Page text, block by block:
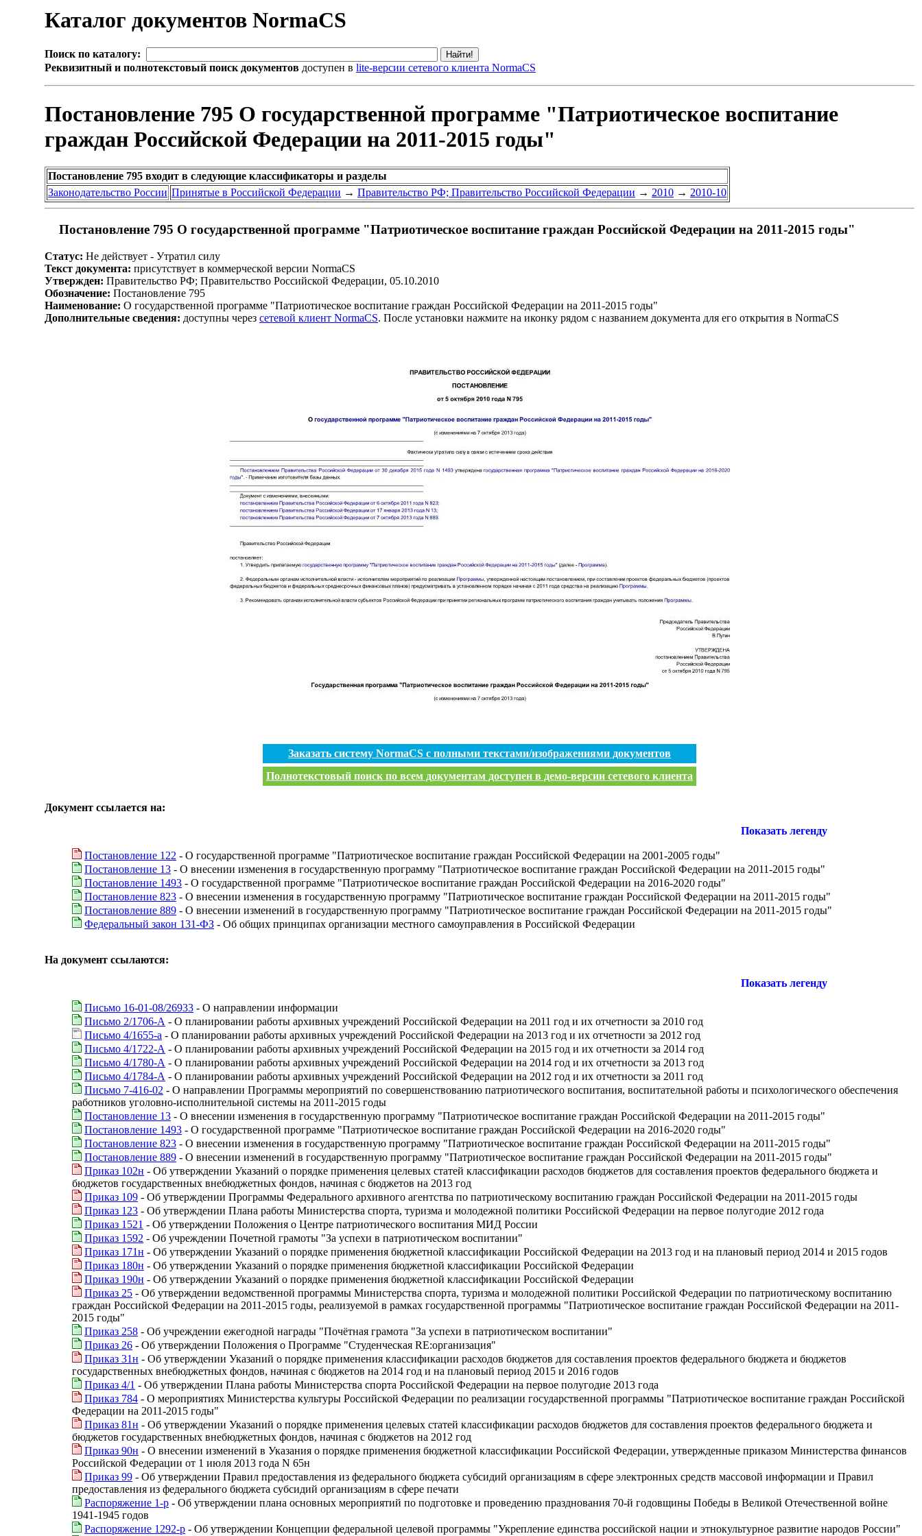
Каталог документов NormaCS
Поиск по каталогу:
Реквизитный и полнотекстовый поиск документов доступен в lite-версии сетевого клиента NormaCS
Постановление 795 О государственной программе "Патриотическое воспитание
граждан Российской Федерации на 2011-2015 годы"
Постановление 795 входит в следующие классификаторы и разделы
Законодательство России Принятые в Российской Федерации → Правительство РФ; Правительство Российской Федерации → 2010 → 2010-10
Постановление 795 О государственной программе "Патриотическое воспитание граждан Российской Федерации на 2011-2015 годы"
Статус: Не действует - Утратил силу
Текст документа: присутствует в коммерческой версии NormaCS
Утвержден: Правительство РФ; Правительство Российской Федерации, 05.10.2010
Обозначение: Постановление 795
Наименование: О государственной программе "Патриотическое воспитание граждан Российской Федерации на 2011-2015 годы"
Дополнительные сведения: доступны через сетевой клиент NormaCS. После установки нажмите на иконку рядом с названием документа для его открытия в NormaCS
Заказать систему NormaCS с полными текстами/изображениями документов
Полнотекстовый поиск по всем документам доступен в демо-версии сетевого клиента
Документ ссылается на:
Показать легенду
Постановление 122 - О государственной программе "Патриотическое воспитание граждан Российской Федерации на 2001-2005 годы"
Постановление 13 - О внесении изменения в государственную программу "Патриотическое воспитание граждан Российской Федерации на 2011-2015 годы"
Постановление 1493 - О государственной программе "Патриотическое воспитание граждан Российской Федерации на 2016-2020 годы"
Постановление 823 - О внесении изменения в государственную программу "Патриотическое воспитание граждан Российской Федерации на 2011-2015 годы"
Постановление 889 - О внесении изменений в государственную программу "Патриотическое воспитание граждан Российской Федерации на 2011-2015 годы"
Федеральный закон 131-ФЗ - Об общих принципах организации местного самоуправления в Российской Федерации
На документ ссылаются:
Показать легенду
Письмо 16-01-08/26933 - О направлении информации
Письмо 2/1706-А - О планировании работы архивных учреждений Российской Федерации на 2011 год и их отчетности за 2010 год
Письмо 4/1655-а - О планировании работы архивных учреждений Российской Федерации на 2013 год и их отчетности за 2012 год
Письмо 4/1722-А - О планировании работы архивных учреждений Российской Федерации на 2015 год и их отчетности за 2014 год
Письмо 4/1780-А - О планировании работы архивных учреждений Российской Федерации на 2014 год и их отчетности за 2013 год
Письмо 4/1784-А - О планировании работы архивных учреждений Российской Федерации на 2012 год и их отчетности за 2011 год
Письмо 7-416-02 - О направлении Программы мероприятий по совершенствованию патриотического воспитания, воспитательной работы и психологического обеспечения
работников уголовно-исполнительной системы на 2011-2015 годы
Постановление 13 - О внесении изменения в государственную программу "Патриотическое воспитание граждан Российской Федерации на 2011-2015 годы"
Постановление 1493 - О государственной программе "Патриотическое воспитание граждан Российской Федерации на 2016-2020 годы"
Постановление 823 - О внесении изменения в государственную программу "Патриотическое воспитание граждан Российской Федерации на 2011-2015 годы"
Постановление 889 - О внесении изменений в государственную программу "Патриотическое воспитание граждан Российской Федерации на 2011-2015 годы"
Приказ 102н - Об утверждении Указаний о порядке применения целевых статей классификации расходов бюджетов для составления проектов федерального бюджета и
бюджетов государственных внебюджетных фондов, начиная с бюджетов на 2013 год
Приказ 109 - Об утверждении Программы Федерального архивного агентства по патриотическому воспитанию граждан Российской Федерации на 2011-2015 годы
Приказ 123 - Об утверждении Плана работы Министерства спорта, туризма и молодежной политики Российской Федерации на первое полугодие 2012 года
Приказ 1521 - Об утверждении Положения о Центре патриотического воспитания МИД России
Приказ 1592 - Об учреждении Почетной грамоты "За успехи в патриотическом воспитании"
Приказ 171н - Об утверждении Указаний о порядке применения бюджетной классификации Российской Федерации на 2013 год и на плановый период 2014 и 2015 годов
Приказ 180н - Об утверждении Указаний о порядке применения бюджетной классификации Российской Федерации
Приказ 190н - Об утверждении Указаний о порядке применения бюджетной классификации Российской Федерации
Приказ 25 - Об утверждении ведомственной программы Министерства спорта, туризма и молодежной политики Российской Федерации по патриотическому воспитанию
граждан Российской Федерации на 2011-2015 годы, реализуемой в рамках государственной программы "Патриотическое воспитание граждан Российской Федерации на 2011-
2015 годы"
Приказ 258 - Об учреждении ежегодной награды "Почётная грамота "За успехи в патриотическом воспитании"
Приказ 26 - Об утверждении Положения о Программе "Студенческая RE:организация"
Приказ 31н - Об утверждении Указаний о порядке применения классификации расходов бюджетов для составления проектов федерального бюджета и бюджетов
государственных внебюджетных фондов, начиная с бюджетов на 2014 год и на плановый период 2015 и 2016 годов
Приказ 4/1 - Об утверждении Плана работы Министерства спорта Российской Федерации на первое полугодие 2013 года
Приказ 784 - О мероприятиях Министерства культуры Российской Федерации по реализации государственной программы "Патриотическое воспитание граждан Российской
Федерации на 2011-2015 годы"
Приказ 81н - Об утверждении Указаний о порядке применения целевых статей классификации расходов бюджетов для составления проектов федерального бюджета и
бюджетов государственных внебюджетных фондов, начиная с бюджетов на 2012 год
Приказ 90н - О внесении изменений в Указания о порядке применения бюджетной классификации Российской Федерации, утвержденные приказом Министерства финансов
Российской Федерации от 1 июля 2013 года N 65н
Приказ 99 - Об утверждении Правил предоставления из федерального бюджета субсидий организациям в сфере электронных средств массовой информации и Правил
предоставления из федерального бюджета субсидий организациям в сфере печати
Распоряжение 1-р - Об утверждении плана основных мероприятий по подготовке и проведению празднования 70-й годовщины Победы в Великой Отечественной войне
1941-1945 годов
Распоряжение 1292-р - Об утверждении Концепции федеральной целевой программы "Укрепление единства российской нации и этнокультурное развитие народов России"